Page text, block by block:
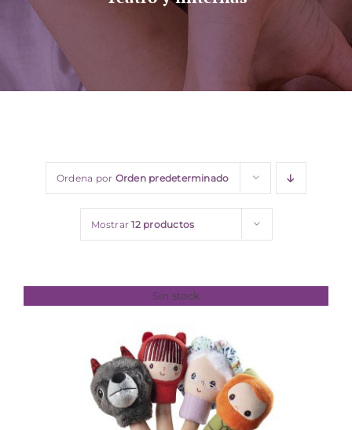
Sobre nosotros
Ordena por Orden predeterminado
Mostrar12 productos
Sin stock